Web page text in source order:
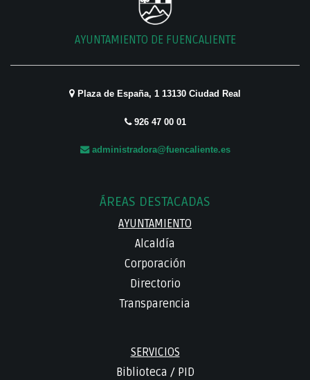
AYUNTAMIENTO DE FUENCALIENTE
Plaza de España, 1 13130 Ciudad Real
926 47 00 01
administradora@fuencaliente.es
ÁREAS DESTACADAS
AYUNTAMIENTO
Alcaldía
Corporación
Directorio
Transparencia
SERVICIOS
Biblioteca / PID